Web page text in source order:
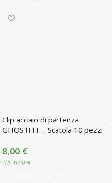
Clip acciaio di partenza
GHOSTFIT – Scatola 10 pezzi
8,00 €